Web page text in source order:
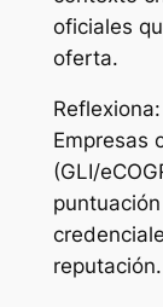
oficiales
oferta.
Empresas
(GLI/
reputación.